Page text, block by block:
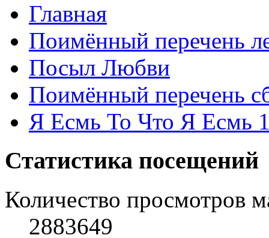
Главная
Поимённый перечень
Посыл Любви
Поимённый перечень
Я Есмь То Что Я Есмь
Статистика посещений
Количество просмотров
2883649